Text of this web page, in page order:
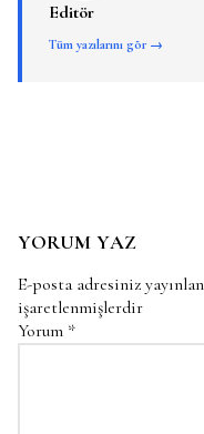
Editör
Tüm yazılarını gör →
YORUM YAZ
E-posta adresiniz
işaretlenmişlerdir
Yorum *